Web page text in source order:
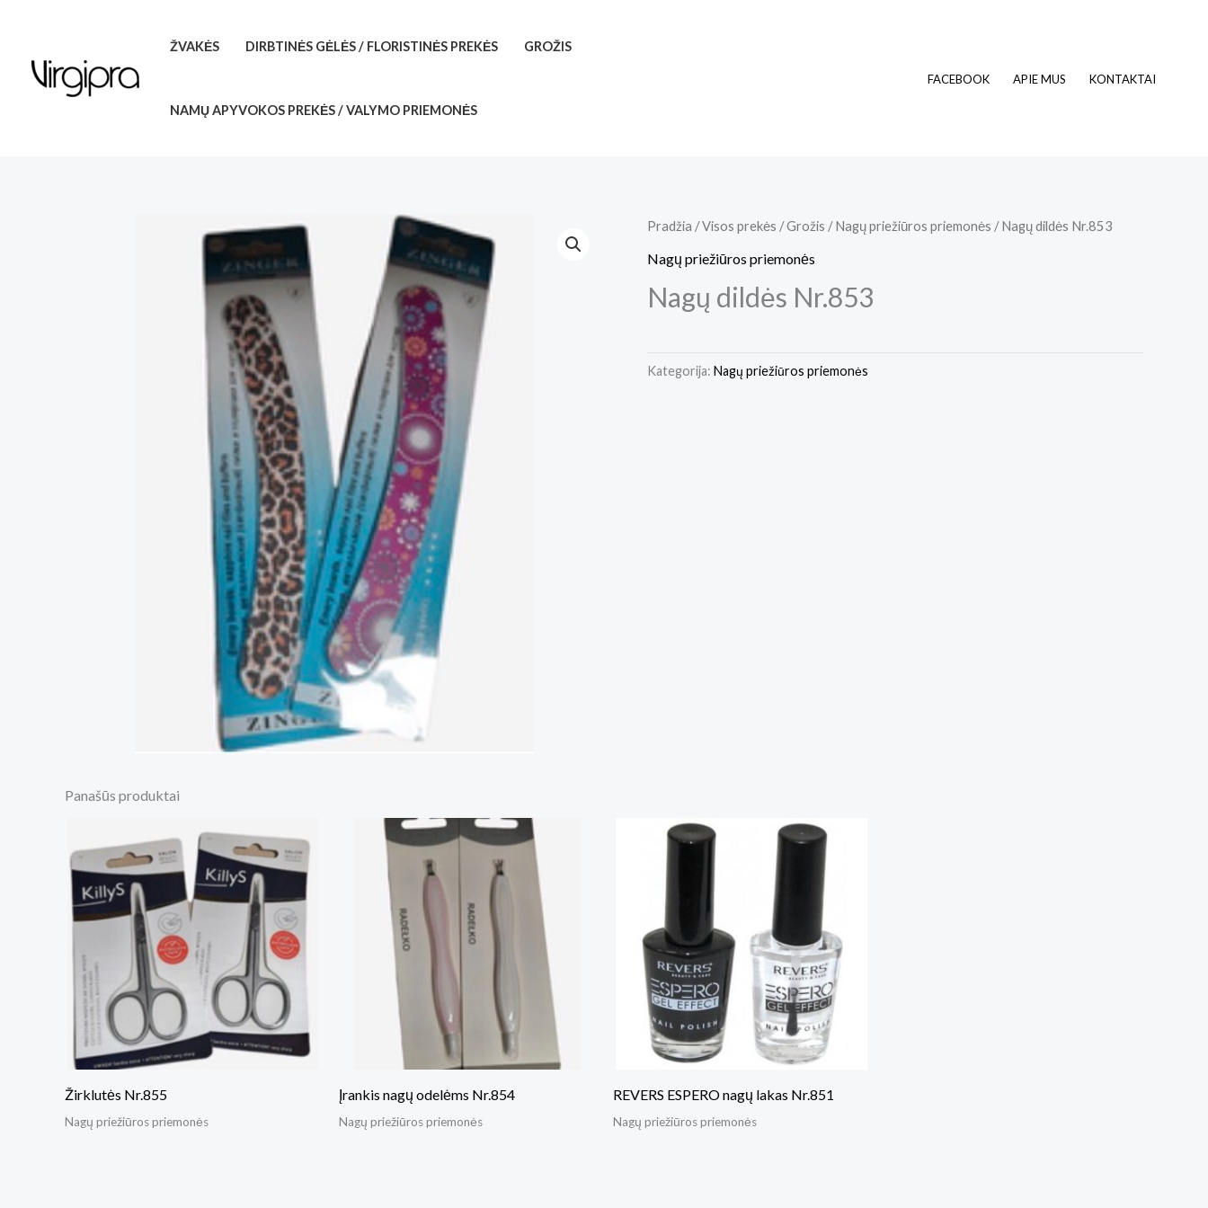
turinio
ŽVAKĖS DIRBTINĖS GĖLĖS / FLORISTINĖS PREKĖS GROŽIS
NAMŲ APYVOKOS PREKĖS / VALYMO PRIEMONĖS
FACEBOOK APIE MUS KONTAKTAI
Pradžia /Visos prekės /Grožis /Nagų priežiūros priemonės / Nagų dildės Nr.853
Nagų priežiūros priemonės
Nagų dildės Nr.853
Kategorija: Nagų priežiūros priemonės
Panašūs produktai
Žirklutės Nr.855
Nagų priežiūros priemonės
Įrankis nagų odelėms Nr.854
Nagų priežiūros priemonės
REVERS ESPERO nagų lakas Nr.851
Nagų priežiūros priemonės